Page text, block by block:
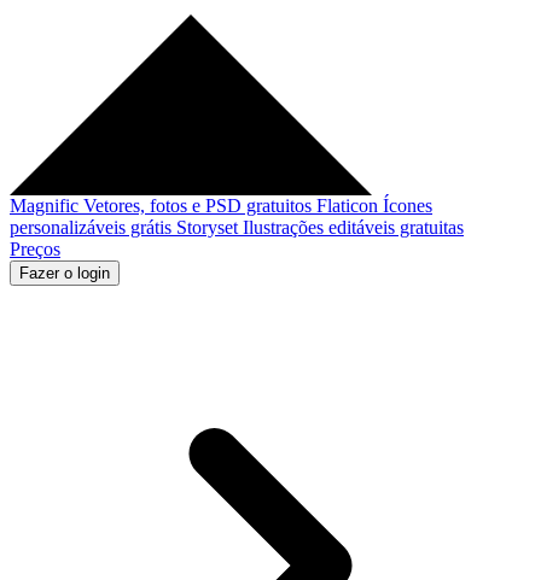
Magnific Vetores, fotos e PSD gratuitos Flaticon Ícones
personalizáveis grátis Storyset Ilustrações editáveis gratuitas
Preços
Fazer o login